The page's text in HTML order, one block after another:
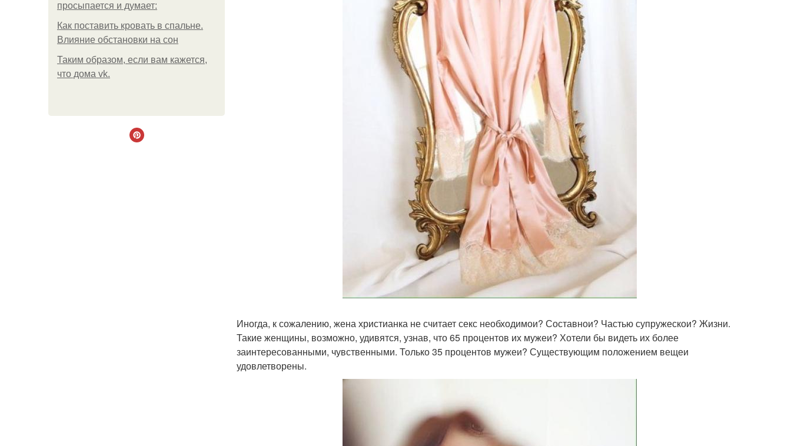
просыпается и думает:
Как поставить кровать в спальне.
Влияние обстановки на сон
Таким образом, если вам кажется,
что дома vk.
Иногда, к сожалению, жена христианка не считает секс необходимои? Составнои? Частью супружескои? Жизни.
Такие женщины, возможно, удивятся, узнав, что 65 процентов их мужеи? Хотели бы видеть их более
заинтересованными, чувственными. Только 35 процентов мужеи? Существующим положением вещеи
удовлетворены.